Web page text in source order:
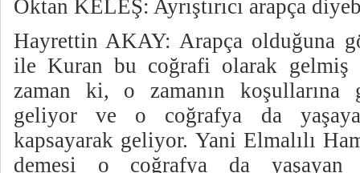
Oktan KELEŞ: Ayrıştırıcı arapça
Hayrettin AKAY: Arapça olduğuna
ile Kuran bu coğrafi olarak gelmiş
zaman ki, o zamanın koşullarına
geliyor ve o coğrafya da
kapsayarak geliyor. Yani Elmalılı
demesi o coğrafya da yaşayan